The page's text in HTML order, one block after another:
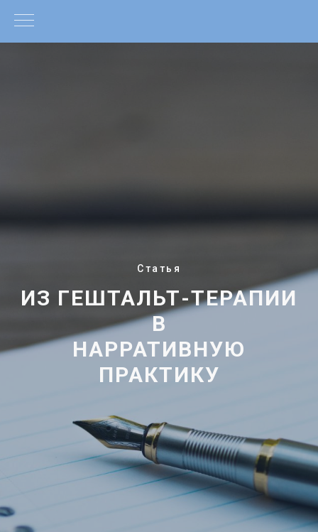
Статья
ИЗ ГЕШТАЛЬТ-ТЕРАПИИ
В
НАРРАТИВНУЮ
ПРАКТИКУ